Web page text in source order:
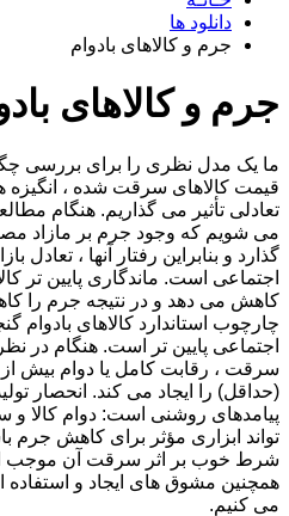
دانلود ها
جرم و کالاهای بادوام
جرم و کالاهای
ما یک مدل نظری را برای بررسی
قیمت کالاهای سرقت شده ،
تعادلی تأثیر می گذاریم. هنگام
می شویم که وجود جرم بر مازاد
گذارد و بنابراین رفتار آنها ، تعادل
اجتماعی است. ماندگاری پایین تر
کاهش می دهد و در نتیجه جرم را
چارچوب استاندارد کالاهای
اجتماعی پایین تر است. هنگام در
سرقت ، رقابت کامل یا دوام بیش از
(حداقل) را ایجاد می کند. انحصار
پیامدهای روشنی است: دوام کالا و
تواند ابزاری مؤثر برای کاهش جرم
شرط خوب بر اثر سرقت آن موجب
همچنین مشوق های ایجاد و استفاده
می کنیم.